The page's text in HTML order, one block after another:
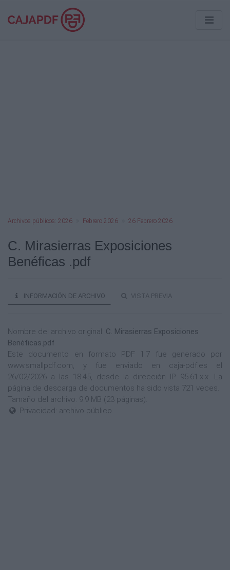
Archivos públicos: 2026 Febrero 2026 26 Febrero 2026
C. Mirasierras Exposiciones
Benéficas .pdf
INFORMACIÓN DE ARCHIVO VISTA PREVIA
Nombre del archivo original: C. Mirasierras Exposiciones
Benéficas.pdf
Este documento en formato PDF 1.7 fue generado por
www.smallpdf.com, y fue enviado en caja-pdf.es el
26/02/2026 a las 18:45, desde la dirección IP 95.61.x.x. La
página de descarga de documentos ha sido vista 721 veces.
Tamaño del archivo: 9.9 MB (23 páginas).
Privacidad: archivo público